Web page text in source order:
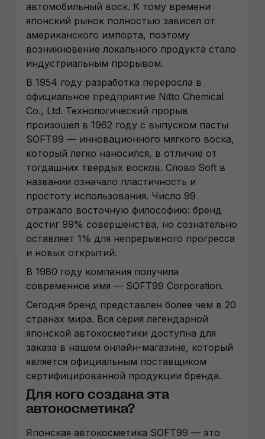
автомобильный воск. К тому времени
японский рынок полностью зависел от
американского импорта, поэтому
возникновение локального продукта стало
индустриальным прорывом.
В 1954 году разработка переросла в
официальное предприятие Nitto Chemical
Co., Ltd. Технологический прорыв
произошел в 1962 году с выпуском пасты
SOFT99 — инновационного мягкого воска,
который легко наносился, в отличие от
тогдашних твердых восков. Слово Soft в
названии означало пластичность и
простоту использования. Число 99
отражало восточную философию: бренд
достиг 99% совершенства, но сознательно
оставляет 1% для непрерывного прогресса
и новых открытий.
В 1980 году компания получила
современное имя — SOFT99 Corporation.
Сегодня бренд представлен более чем в 20
странах мира. Вся серия легендарной
японской автокосметики доступна для
заказа в нашем онлайн-магазине, который
является официальным поставщиком
сертифицированной продукции бренда.
Для кого создана эта
автокосметика?
Японская автокосметика SOFT99 — это